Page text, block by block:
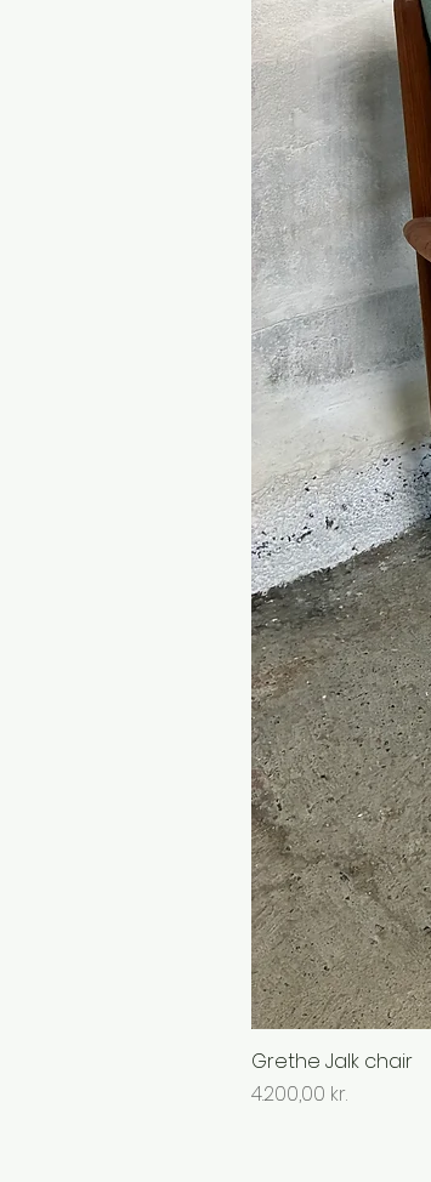
Grethe Jalk chair
Pris
4.200,00 kr.